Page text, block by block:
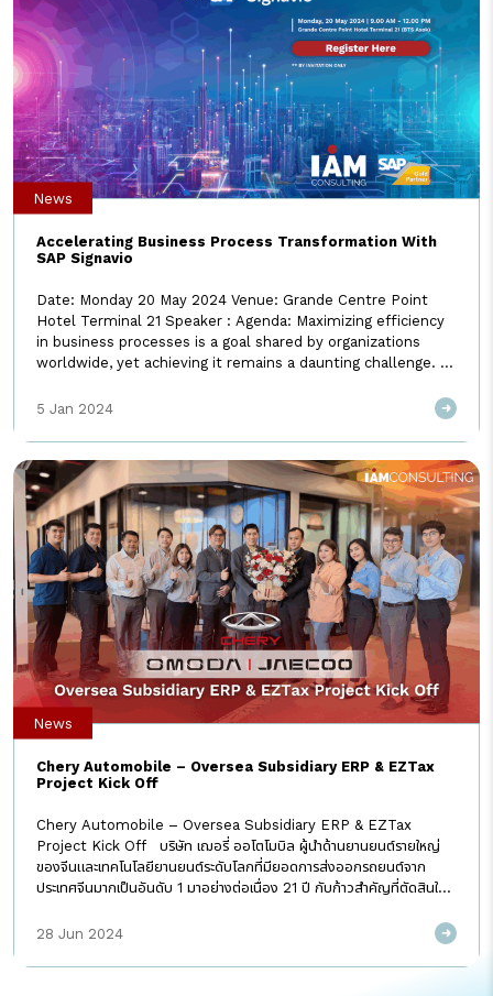
สังคมไปด้วยกันอีกครั้ง #IAMConsulting #จ้างวานข้า
#CreateOurExcitingFuture #IAM4BetterTomorrow
Accelerating Business Process Transformation With
SAP Signavio
Date: Monday 20 May 2024 Venue: Grande Centre Point
Hotel Terminal 21 Speaker : Agenda: Maximizing efficiency
in business processes is a goal shared by organizations
worldwide, yet achieving it remains a daunting challenge. It
investment. But what if there was a solution that could
forward […]
News
5 Jan 2024
Chery Automobile – Oversea Subsidiary ERP & EZTax
Project Kick Off
Chery Automobile – Oversea Subsidiary ERP & EZTax
Project Kick Off บริษัท เฌอรี่ ออโตโมบิล ผู้นำด้านยานยนต์รายใหญ่
ของจีนและเทคโนโลยียานยนต์ระดับโลกที่มียอดการส่งออกรถยนต์จาก
ประเทศจีนมากเป็นอันดับ 1 มาอย่างต่อเนื่อง 21 ปี กับก้าวสำคัญที่ตัดสินใจ
จำหน่ายในประเทศและส่งออกไปยังภูมิภาคอาเซียน ออสเตรเลีย และ
ในโครงการ SAP Rollout Project – Thailand Localize
News
28 Jun 2024